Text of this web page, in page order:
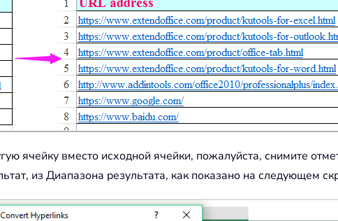
ячейку вместо исходной ячейки, пожалуйста, снимите
из Диапазона результата, как показано на следующем